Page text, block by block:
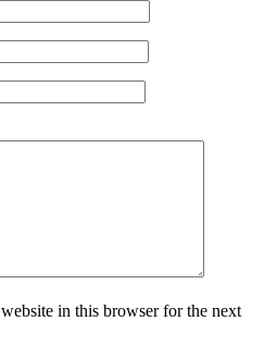
in this browser for the next